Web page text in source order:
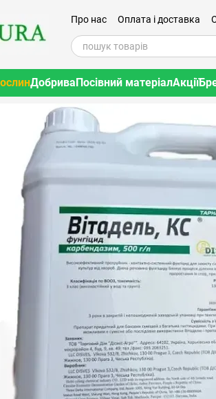
Про нас Оплата і доставка
ДобриваПосівний матеріалАкції